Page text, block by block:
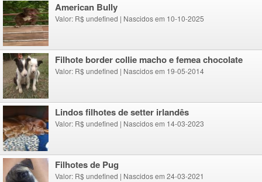
American Bully
Valor: R$ undefined | Nascidos em 10-10-2025
Filhote border collie macho e femea chocolate
Valor: R$ undefined | Nascidos em 19-05-2014
lindos filhotes de setter irlandês
Valor: R$ undefined | Nascidos em 14-03-2023
Filhotes de Pug
Valor: R$ undefined | Nascidos em 24-03-2021